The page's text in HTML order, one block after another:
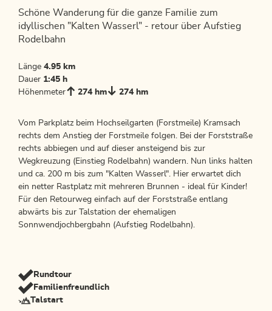
Schöne Wanderung für die ganze Familie zum
idyllischen "Kalten Wasserl" - retour über Aufstieg
Rodelbahn
Länge 4.95 km
Dauer 1:45 h
Höhenmeter
274 hm 274 hm
Vom Parkplatz beim Hochseilgarten (Forstmeile) Kramsach
rechts dem Anstieg der Forstmeile folgen. Bei der Forststraße
rechts abbiegen und auf dieser ansteigend bis zur
Wegkreuzung (Einstieg Rodelbahn) wandern. Nun links halten
und ca. 200 m bis zum "Kalten Wasserl". Hier erwartet dich
ein netter Rastplatz mit mehreren Brunnen - ideal für Kinder!
Für den Retourweg einfach auf der Forststraße entlang
abwärts bis zur Talstation der ehemaligen
Sonnwendjochbergbahn (Aufstieg Rodelbahn).
Rundtour
Familienfreundlich
Talstart